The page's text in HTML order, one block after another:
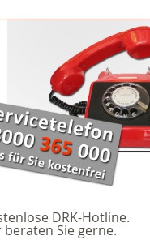
DRK-Hotline.
beraten Sie gerne.